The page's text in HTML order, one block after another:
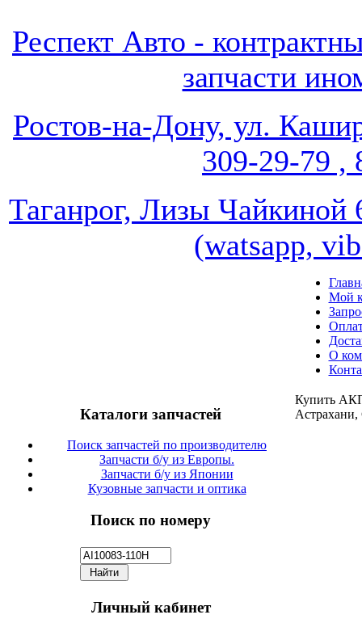
Респект Авто -
запчасти
Ростов-на-Дону, ул.
309-29-79 ,
Таганрог, Лизы
(watsapp,
Мой
О
Каталоги запчастей
Поиск запчастей по производителю
Запчасти б/у из Европы.
Запчасти б/у из Японии
Кузовные запчасти и оптика
Поиск по номеру
Личный кабинет
Купить
Астрахани,